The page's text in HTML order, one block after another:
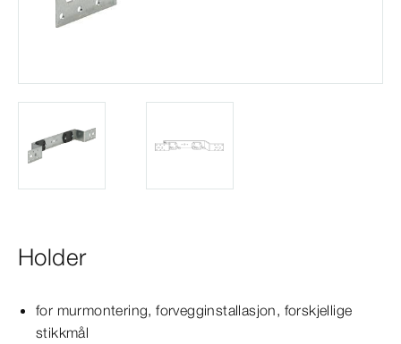
Holder
for murmontering, forvegginstallasjon, forskjellige
stikkmål